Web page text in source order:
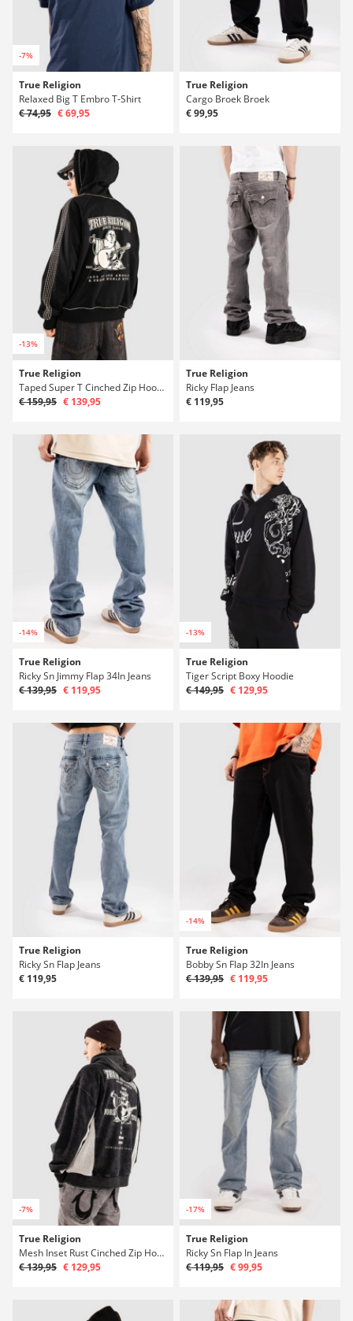
-7%
True Religion
Relaxed Big T Embro T-Shirt
€ 74,95 € 69,95
True Religion
Cargo Broek Broek
€ 99,95
-13%
True Religion
Taped Super T Cinched Zip Hoodie
€ 159,95 € 139,95
True Religion
Ricky Flap Jeans
€ 119,95
-14%
True Religion
Ricky Sn Jimmy Flap 34In Jeans
€ 139,95 € 119,95
-13%
True Religion
Tiger Script Boxy Hoodie
€ 149,95 € 129,95
True Religion
Ricky Sn Flap Jeans
€ 119,95
-14%
True Religion
Bobby Sn Flap 32In Jeans
€ 139,95 € 119,95
-7%
True Religion
Mesh Inset Rust Cinched Zip Hoodie
€ 139,95 € 129,95
-17%
True Religion
Ricky Sn Flap In Jeans
€ 119,95 € 99,95